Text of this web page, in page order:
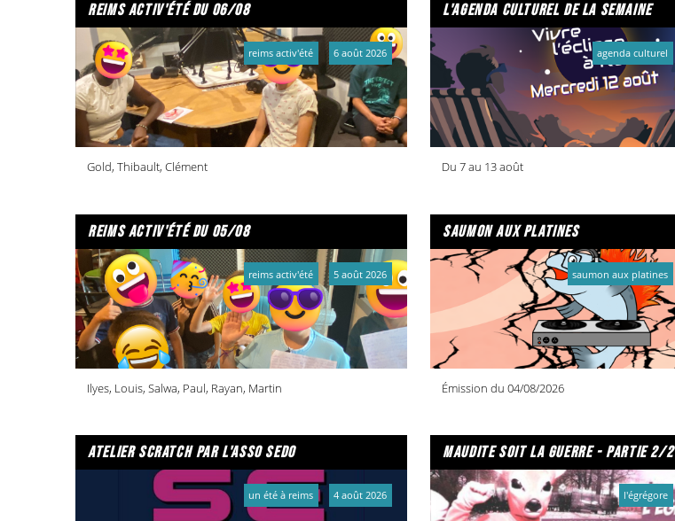
reims activ'été du 06/08
Gold, Thibault, Clément
reims activ'été 6 août 2026
l'agenda culturel de la semaine
Du 7 au 13 août
agenda culturel
reims activ'été du 05/08
Ilyes, Louis, Salwa, Paul, Rayan, Martin
reims activ'été 5 août 2026
saumon aux platines
Émission du 04/08/2026
saumon aux platines
atelier scratch par l'asso sedo
un été à reims 4 août 2026
maudite soit la guerre - partie 2/2
l'égrégore